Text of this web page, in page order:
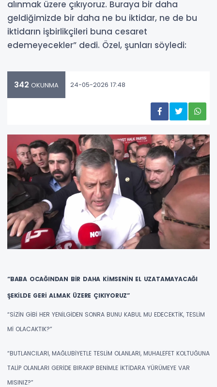
alınmak üzere çıkıyoruz. Buraya bir daha
geldiğimizde bir daha ne bu iktidar, ne de bu
iktidarın işbirlikçileri buna cesaret
edemeyecekler” dedi. Özel, şunları söyledi:
342 OKUNMA 24-05-2026 17:48
“BABA OCAĞINDAN BİR DAHA KİMSENİN EL UZATAMAYACAĞI
ŞEKİLDE GERİ ALMAK ÜZERE ÇIKIYORUZ”
“SİZİN GİBİ HER YENİLGİDEN SONRA BUNU KABUL MU EDECEKTİK, TESLİM
Mİ OLACAKTIK?”
“BUTLANCILARI, MAĞLUBİYETLE TESLİM OLANLARI, MUHALEFET KOLTUĞUNA
TALİP OLANLARI GERİDE BIRAKIP BENİMLE İKTİDARA YÜRÜMEYE VAR
MISINIZ?”